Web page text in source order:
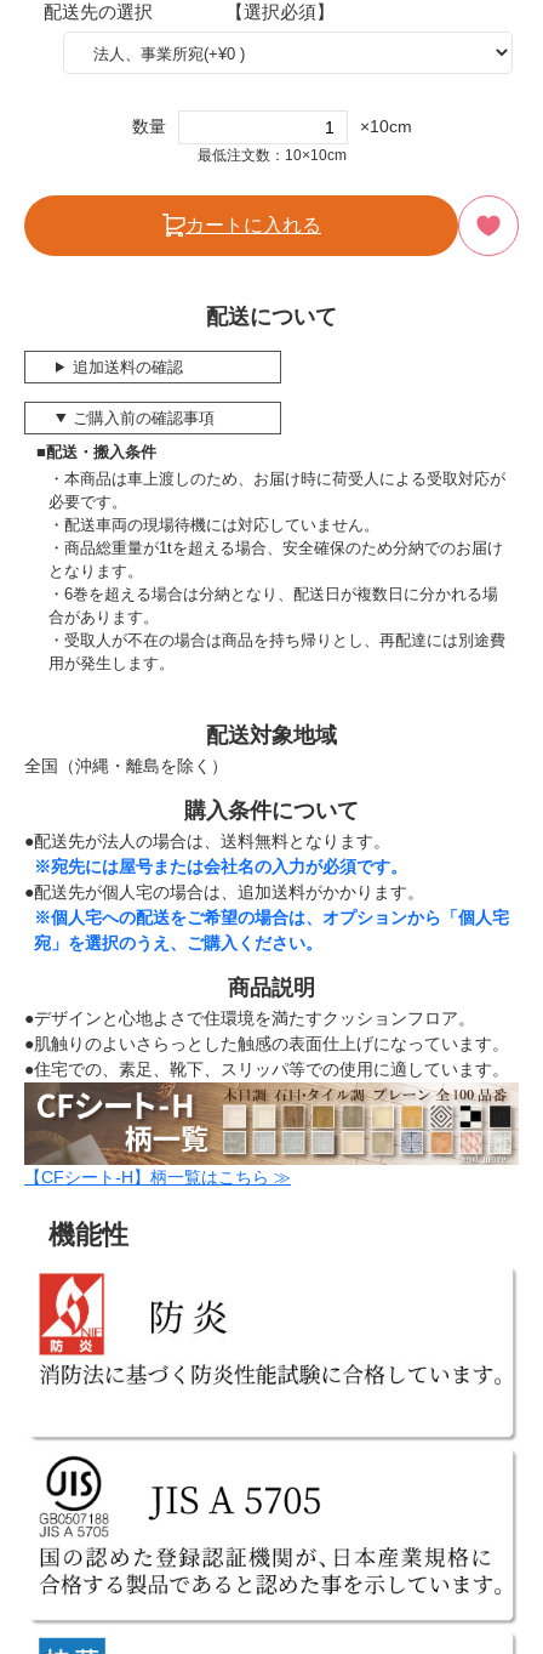
配送先の選択 【選択必須】
数量 ×10cm
最低注文数：10×10cm
カートに入れる
配送について
追加送料の確認
ご購入前の確認事項
■配送・搬入条件
本商品は車上渡しのため、お届け時に荷受人による受取対応が
必要です。
配送車両の現場待機には対応していません。
商品総重量が1tを超える場合、安全確保のため分納でのお届け
となります。
6巻を超える場合は分納となり、配送日が複数日に分かれる場
合があります。
受取人が不在の場合は商品を持ち帰りとし、再配達には別途費
用が発生します。
配送対象地域
全国（沖縄・離島を除く）
購入条件について
●配送先が法人の場合は、送料無料となります。
※宛先には屋号または会社名の入力が必須です。
●配送先が個人宅の場合は、追加送料がかかります。
※個人宅への配送をご希望の場合は、オプションから「個人宅
宛」を選択のうえ、ご購入ください。
商品説明
●デザインと心地よさで住環境を満たすクッションフロア。
●肌触りのよいさらっとした触感の表面仕上げになっています。
●住宅での、素足、靴下、スリッパ等での使用に適しています。
【CFシート-H】柄一覧はこちら ≫
機能性